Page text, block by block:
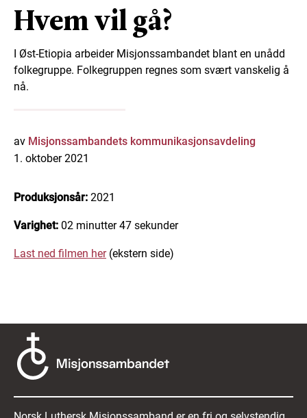
Hvem vil gå?
I Øst-Etiopia arbeider Misjonssambandet blant en unådd
folkegruppe. Folkegruppen regnes som svært vanskelig å
nå.
av Misjonssambandets kommunikasjonsavdeling
1. oktober 2021
Produksjonsår: 2021
Varighet: 02 minutter 47 sekunder
Last ned filmen her(ekstern side)